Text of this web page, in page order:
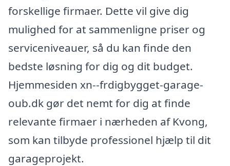
forskellige firmaer. Dette vil give dig
mulighed for at sammenligne priser og
serviceniveauer, så du kan finde den
bedste løsning for dig og dit budget.
Hjemmesiden xn--frdigbygget-garage-
oub.dk gør det nemt for dig at finde
relevante firmaer i nærheden af Kvong,
som kan tilbyde professionel hjælp til dit
garageprojekt.